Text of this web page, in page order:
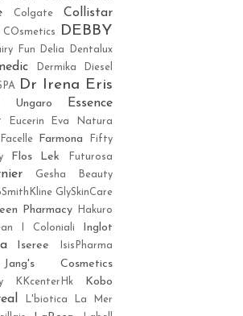
Colgate Collistar
COsmetics DEBBY
Fun Delia
Dentalux
Dermika
Diesel
Dr Irena Eris
Ungaro
Essence
Eucerin Eva Natura
Facelle Farmona
Fifty
Flos Lek
Futurosa
Gesha Beauty
GlySkinCare
Pharmacy
Hakuro
I Coloniali Inglot
Iseree IsisPharma
Jang's Cosmetics
KKcenterHk Kobo
L'biotica
La Mer